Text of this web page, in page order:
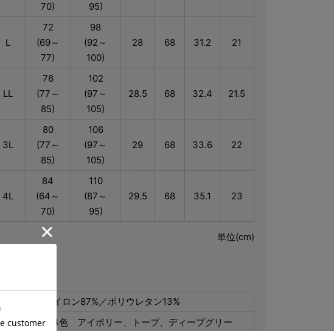
70)
95)
L
72
(69～
77)
98
(92～
100)
28 68 31.2 21
LL
76
(77～
85)
102
(97～
105)
28.5 68 32.4 21.5
3L
80
(77～
85)
106
(97～
105)
29 68 33.6 22
4L
84
(64～
70)
110
(87～
95)
29.5 68 35.1 23
単位(cm)
ナイロン87%／ポリウレタン13%
全4色 アイボリー、トープ、ディープグリー